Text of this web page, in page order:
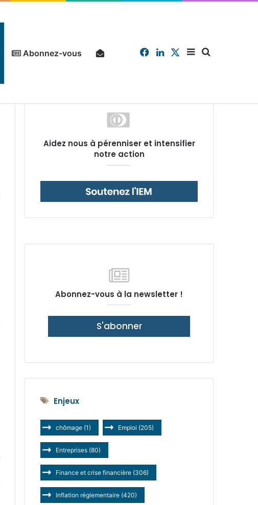
Abonnez-vous Sidebar
X
Linkedin
Facebook
Aidez nous à pérenniser et intensifier
notre action
Abonnez-vous à la newsletter !
S'abonner
Enjeux
chômage (1) Emploi (205)
Entreprises (80)
Finance et crise financière (306)
Inflation réglementaire (420)